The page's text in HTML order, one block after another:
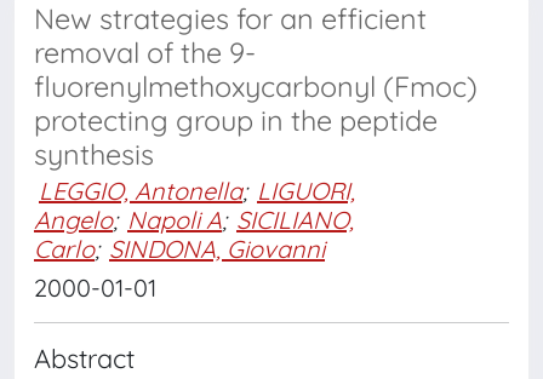
New strategies for an efficient
removal of the 9-
fluorenylmethoxycarbonyl (Fmoc)
protecting group in the peptide
synthesis
LEGGIO, Antonella; LIGUORI,
Angelo; Napoli A; SICILIANO,
Carlo; SINDONA, Giovanni
2000-01-01
Abstract